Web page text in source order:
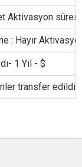
Aktivasyon
: Hayır
1 Yıl - $
transfer